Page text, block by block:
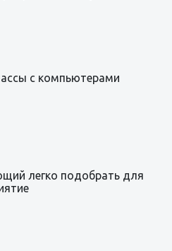
с компьютерами
легко подобрать для